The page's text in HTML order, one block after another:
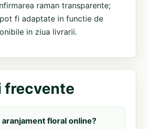
raman transparente;
fi adaptate in functie de
in ziua livrarii.
frecvente
aranjament floral online?